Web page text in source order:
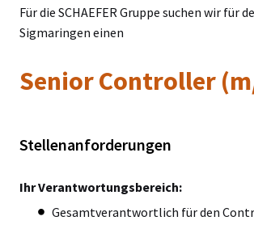
Für die SCHAEFER Gruppe suchen wir für
Sigmaringen einen
Senior Controller
Stellenanforderungen
Ihr Verantwortungsbereich:
Gesamtverantwortlich für den